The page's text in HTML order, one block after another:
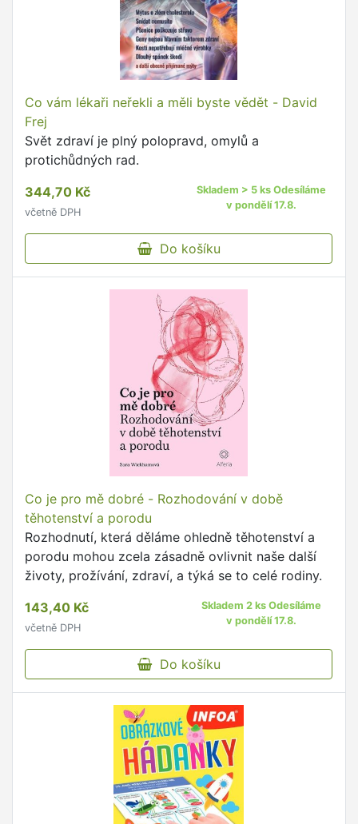
Co vám lékaři neřekli a měli byste vědět - David
Frej
Svět zdraví je plný polopravd, omylů a
protichůdných rad.
344,70 Kč
včetně DPH
Skladem > 5 ks Odesíláme
v pondělí 17.8.
Do košíku
Co je pro mě dobré - Rozhodování v době
těhotenství a porodu
Rozhodnutí, která děláme ohledně těhotenství a
porodu mohou zcela zásadně ovlivnit naše další
životy, prožívání, zdraví, a týká se to celé rodiny.
143,40 Kč
včetně DPH
Skladem 2 ks Odesíláme
v pondělí 17.8.
Do košíku